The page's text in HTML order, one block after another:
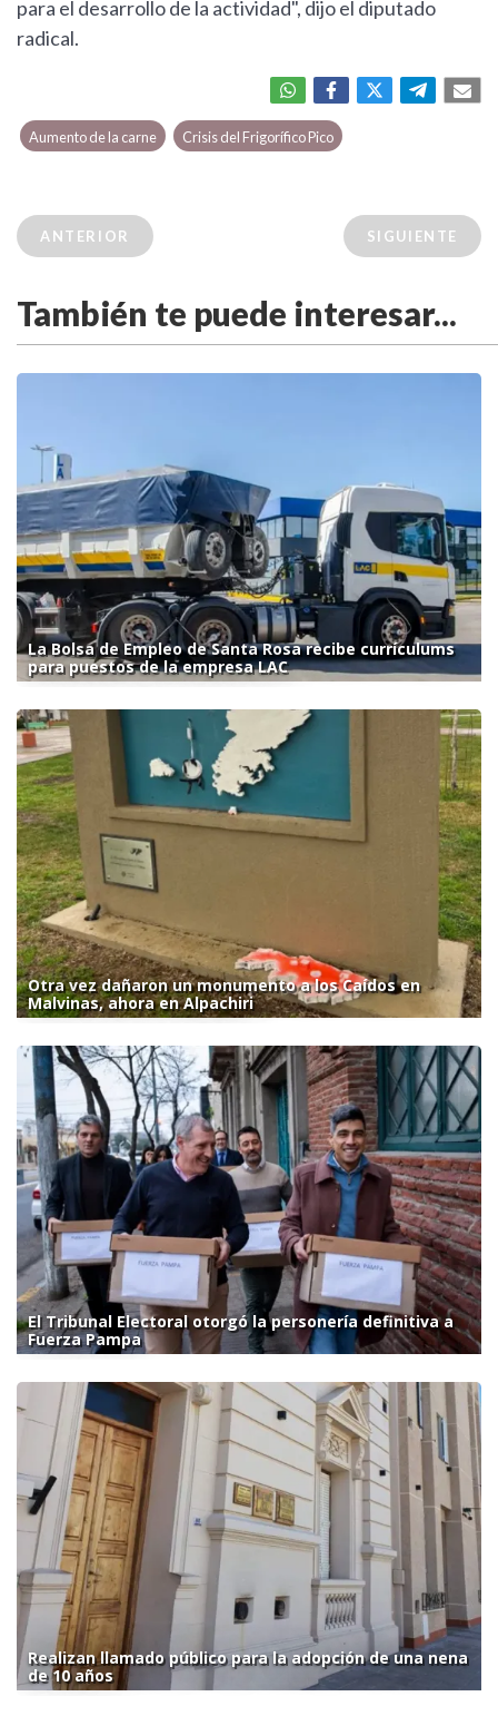
para el desarrollo de la actividad", dijo el diputado
radical.
Aumento de la carne Crisis del Frigorífico Pico
ANTERIOR SIGUIENTE
También te puede interesar...
La Bolsa de Empleo de Santa Rosa recibe currículums
para puestos de la empresa LAC
Otra vez dañaron un monumento a los Caídos en
Malvinas, ahora en Alpachiri
El Tribunal Electoral otorgó la personería definitiva a
Fuerza Pampa
Realizan llamado público para la adopción de una nena
de 10 años